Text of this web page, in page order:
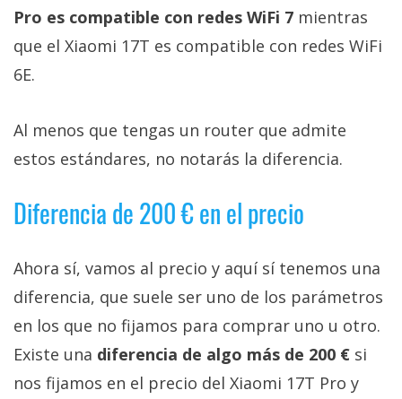
Pro es compatible con redes WiFi 7 mientras
que el Xiaomi 17T es compatible con redes WiFi
6E.
Al menos que tengas un router que admite
estos estándares, no notarás la diferencia.
Diferencia de 200 € en el precio
Ahora sí, vamos al precio y aquí sí tenemos una
diferencia, que suele ser uno de los parámetros
en los que no fijamos para comprar uno u otro.
Existe una diferencia de algo más de 200 € si
nos fijamos en el precio del Xiaomi 17T Pro y